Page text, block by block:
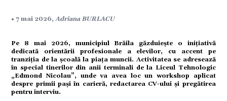
• 7 mai 2026,Adriana BURLACU
Pe 8 mai 2026, municipiul Brăila găzduiește o inițiativă
dedicată orientării profesionale a elevilor, cu accent pe
tranziția de la școală la piața muncii. Activitatea se adresează
în special tinerilor din anii terminali de la Liceul Tehnologic
„Edmond Nicolau”, unde va avea loc un workshop aplicat
despre primii pași în carieră, redactarea CV-ului și pregătirea
pentru interviu.